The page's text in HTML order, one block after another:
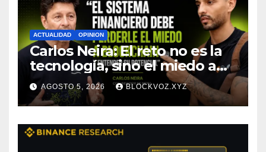
ACTUALIDAD OPINION
Carlos Neira: El reto no es la
tecnología, sino el miedo a
entenderla
AGOSTO 5, 2026 BLOCKVOZ.XYZ